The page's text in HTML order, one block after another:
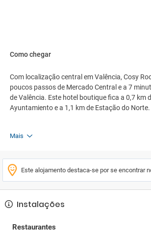
Como chegar
Com localização central em Valência, Cosy
poucos passos de Mercado Central e a 7
de Valência. Este hotel boutique fica a 0,7 km
Ayuntamiento e a 1,1 km de Estação do Norte.
Mais
Este alojamento destaca-se por se encontrar
Instalações
Restaurantes